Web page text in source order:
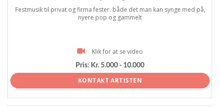
Festmusik til privat og firma fester. både det man kan synge med på,
nyere pop og gammelt
Klik for at se video
Pris: Kr. 5.000 - 10.000
KONTAKT ARTISTEN